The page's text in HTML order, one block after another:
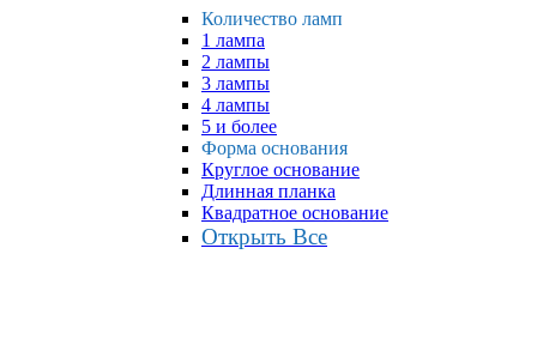
Количество ламп
1 лампа
2 лампы
3 лампы
4 лампы
5 и более
Форма основания
Круглое основание
Длинная планка
Квадратное основание
Открыть Все